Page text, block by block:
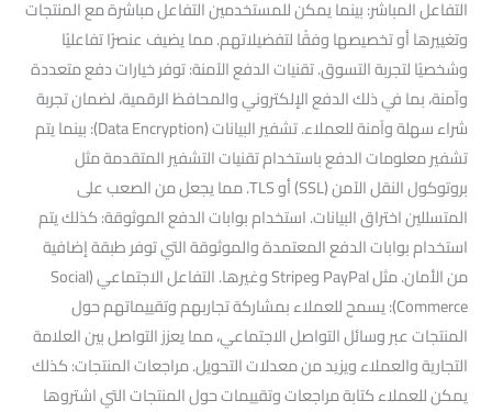
التفاعل المباشر: بينما يمكن للمستخدمين التفاعل مباشرة مع المنتجات
وتغييرها أو تخصيصها وفقًا لتفضيلاتهم. مما يضيف عنصرًا تفاعليًا
وشخصيًا لتجربة التسوق. تقنيات الدفع الآمنة: توفر خيارات دفع متعددة
وآمنة، بما في ذلك الدفع الإلكتروني والمحافظ الرقمية، لضمان تجربة
شراء سهلة وآمنة للعملاء. تشفير البيانات (Data Encryption): بينما يتم
تشفير معلومات الدفع باستخدام تقنيات التشفير المتقدمة مثل
بروتوكول النقل الآمن (SSL) أو TLS. مما يجعل من الصعب على
المتسللين اختراق البيانات. استخدام بوابات الدفع الموثوقة: كذلك يتم
استخدام بوابات الدفع المعتمدة والموثوقة التي توفر طبقة إضافية
من الأمان. مثل PayPal وStripe وغيرها. التفاعل الاجتماعي (Social
Commerce): يسمح للعملاء بمشاركة تجاربهم وتقييماتهم حول
المنتجات عبر وسائل التواصل الاجتماعي، مما يعزز التواصل بين العلامة
التجارية والعملاء ويزيد من معدلات التحويل. مراجعات المنتجات: كذلك
يمكن للعملاء كتابة مراجعات وتقييمات حول المنتجات التي اشتروها